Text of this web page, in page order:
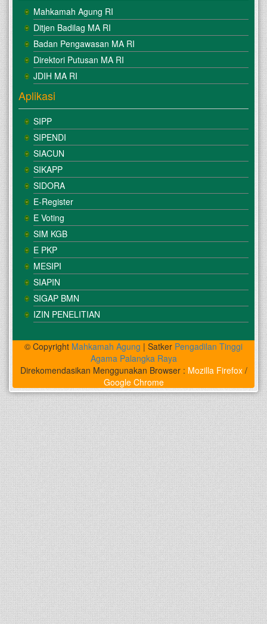
Mahkamah Agung RI
Ditjen Badilag MA RI
Badan Pengawasan MA RI
Direktori Putusan MA RI
JDIH MA RI
Aplikasi
SIPP
SIPENDI
SIACUN
SIKAPP
SIDORA
E-Register
E Voting
SIM KGB
E PKP
MESIPI
SIAPIN
SIGAP BMN
IZIN PENELITIAN
© Copyright Mahkamah Agung | Satker Pengadilan Tinggi
Agama Palangka Raya
Direkomendasikan Menggunakan Browser : Mozilla Firefox/
Google Chrome